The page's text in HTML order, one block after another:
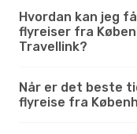
Hvordan kan jeg
flyreiser fra
Travellink?
Når er det beste
flyreise fra